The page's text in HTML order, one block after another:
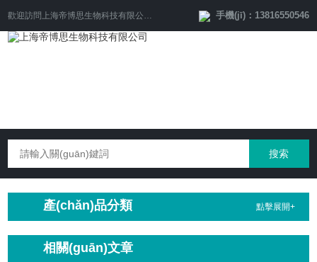
歡迎訪問 上海帝博思生物科技有限公司 網(wǎng)站！ 手機(jī)：13816550546
產(chǎn)品分類 點擊展開+
相關(guān)文章